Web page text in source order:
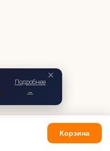
✕
Подробнее
→
Корзина